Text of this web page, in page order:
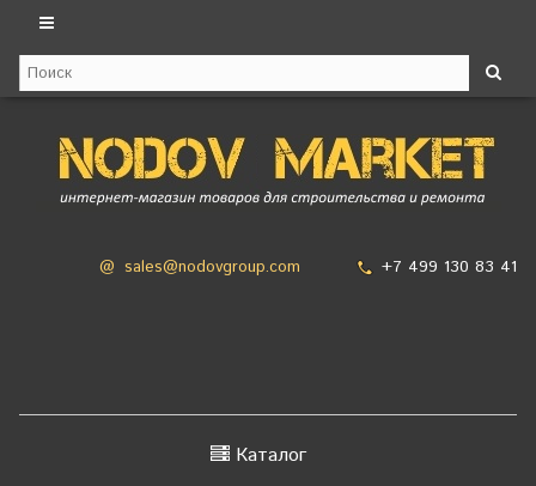
@ sales@nodovgroup.com +7 499 130 83 41
Каталог